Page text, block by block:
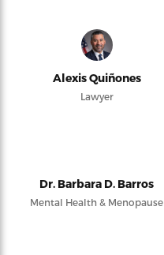
Alexis Quiñones
Lawyer
Dr. Barbara D. Barros
Mental Health & Menopause